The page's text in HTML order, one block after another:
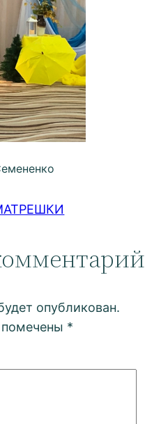
опубликован.
*